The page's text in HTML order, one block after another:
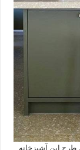
طرح این آشپزخانه